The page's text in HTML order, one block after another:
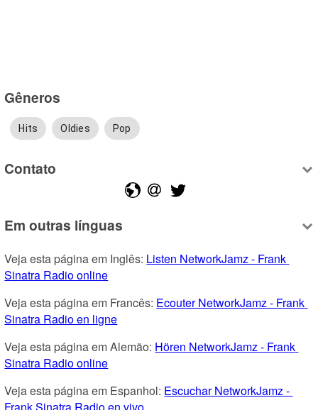
Gêneros
Hits Oldies Pop
Contato
Em outras línguas
Veja esta página em Inglês: Listen NetworkJamz - Frank
Sinatra Radio online
Veja esta página em Francês: Ecouter NetworkJamz - Frank
Sinatra Radio en ligne
Veja esta página em Alemão: Hören NetworkJamz - Frank
Sinatra Radio online
Veja esta página em Espanhol: Escuchar NetworkJamz -
Frank Sinatra Radio en vivo